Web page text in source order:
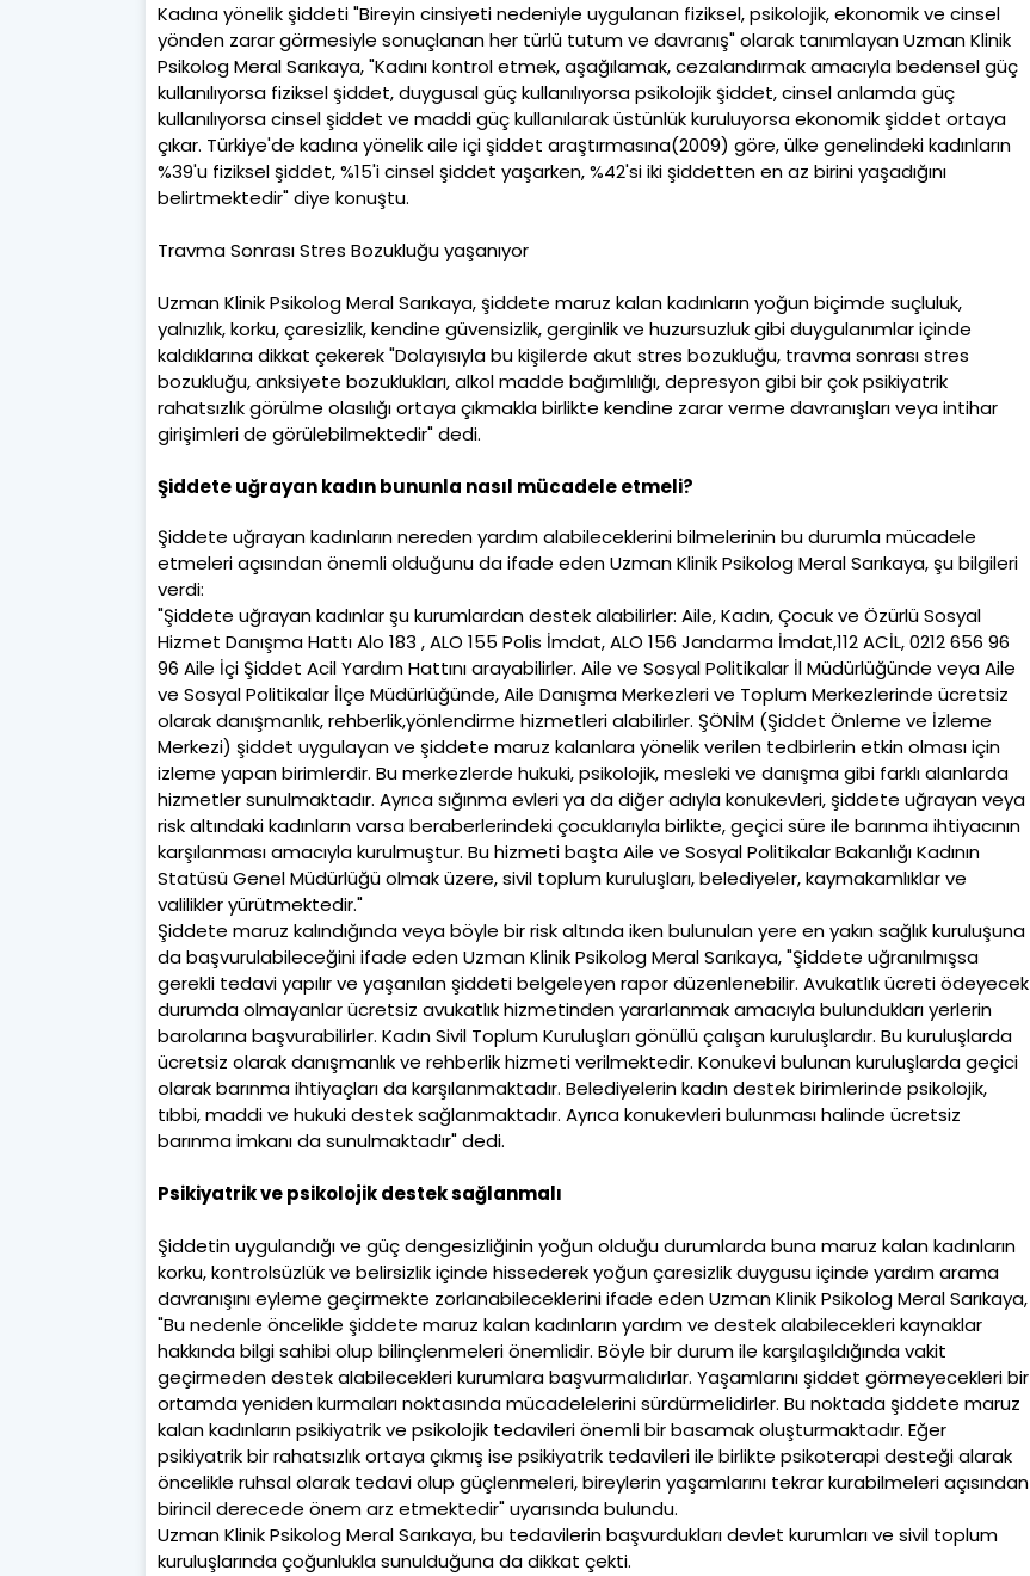
Kadına yönelik şiddeti "Bireyin cinsiyeti nedeniyle uygulanan fiziksel, psikolojik, ekonomik ve cinsel
yönden zarar görmesiyle sonuçlanan her türlü tutum ve davranış" olarak tanımlayan Uzman Klinik
Psikolog Meral Sarıkaya, "Kadını kontrol etmek, aşağılamak, cezalandırmak amacıyla bedensel güç
kullanılıyorsa fiziksel şiddet, duygusal güç kullanılıyorsa psikolojik şiddet, cinsel anlamda güç
kullanılıyorsa cinsel şiddet ve maddi güç kullanılarak üstünlük kuruluyorsa ekonomik şiddet ortaya
çıkar. Türkiye'de kadına yönelik aile içi şiddet araştırmasına(2009) göre, ülke genelindeki kadınların
%39'u fiziksel şiddet, %15'i cinsel şiddet yaşarken, %42'si iki şiddetten en az birini yaşadığını
belirtmektedir" diye konuştu.
Travma Sonrası Stres Bozukluğu yaşanıyor
Uzman Klinik Psikolog Meral Sarıkaya, şiddete maruz kalan kadınların yoğun biçimde suçluluk,
yalnızlık, korku, çaresizlik, kendine güvensizlik, gerginlik ve huzursuzluk gibi duygulanımlar içinde
kaldıklarına dikkat çekerek "Dolayısıyla bu kişilerde akut stres bozukluğu, travma sonrası stres
bozukluğu, anksiyete bozuklukları, alkol madde bağımlılığı, depresyon gibi bir çok psikiyatrik
rahatsızlık görülme olasılığı ortaya çıkmakla birlikte kendine zarar verme davranışları veya intihar
girişimleri de görülebilmektedir" dedi.
Şiddete uğrayan kadın bununla nasıl mücadele etmeli?
Şiddete uğrayan kadınların nereden yardım alabileceklerini bilmelerinin bu durumla mücadele
etmeleri açısından önemli olduğunu da ifade eden Uzman Klinik Psikolog Meral Sarıkaya, şu bilgileri
verdi:
"Şiddete uğrayan kadınlar şu kurumlardan destek alabilirler: Aile, Kadın, Çocuk ve Özürlü Sosyal
Hizmet Danışma Hattı Alo 183 , ALO 155 Polis İmdat, ALO 156 Jandarma İmdat,112 ACİL, 0212 656 96
96 Aile İçi Şiddet Acil Yardım Hattını arayabilirler. Aile ve Sosyal Politikalar İl Müdürlüğünde veya Aile
ve Sosyal Politikalar İlçe Müdürlüğünde, Aile Danışma Merkezleri ve Toplum Merkezlerinde ücretsiz
olarak danışmanlık, rehberlik,yönlendirme hizmetleri alabilirler. ŞÖNİM (Şiddet Önleme ve İzleme
Merkezi) şiddet uygulayan ve şiddete maruz kalanlara yönelik verilen tedbirlerin etkin olması için
izleme yapan birimlerdir. Bu merkezlerde hukuki, psikolojik, mesleki ve danışma gibi farklı alanlarda
hizmetler sunulmaktadır. Ayrıca sığınma evleri ya da diğer adıyla konukevleri, şiddete uğrayan veya
risk altındaki kadınların varsa beraberlerindeki çocuklarıyla birlikte, geçici süre ile barınma ihtiyacının
karşılanması amacıyla kurulmuştur. Bu hizmeti başta Aile ve Sosyal Politikalar Bakanlığı Kadının
Statüsü Genel Müdürlüğü olmak üzere, sivil toplum kuruluşları, belediyeler, kaymakamlıklar ve
valilikler yürütmektedir."
Şiddete maruz kalındığında veya böyle bir risk altında iken bulunulan yere en yakın sağlık kuruluşuna
da başvurulabileceğini ifade eden Uzman Klinik Psikolog Meral Sarıkaya, "Şiddete uğranılmışsa
gerekli tedavi yapılır ve yaşanılan şiddeti belgeleyen rapor düzenlenebilir. Avukatlık ücreti ödeyecek
durumda olmayanlar ücretsiz avukatlık hizmetinden yararlanmak amacıyla bulundukları yerlerin
barolarına başvurabilirler. Kadın Sivil Toplum Kuruluşları gönüllü çalışan kuruluşlardır. Bu kuruluşlarda
ücretsiz olarak danışmanlık ve rehberlik hizmeti verilmektedir. Konukevi bulunan kuruluşlarda geçici
olarak barınma ihtiyaçları da karşılanmaktadır. Belediyelerin kadın destek birimlerinde psikolojik,
tıbbi, maddi ve hukuki destek sağlanmaktadır. Ayrıca konukevleri bulunması halinde ücretsiz
barınma imkanı da sunulmaktadır" dedi.
Psikiyatrik ve psikolojik destek sağlanmalı
Şiddetin uygulandığı ve güç dengesizliğinin yoğun olduğu durumlarda buna maruz kalan kadınların
korku, kontrolsüzlük ve belirsizlik içinde hissederek yoğun çaresizlik duygusu içinde yardım arama
davranışını eyleme geçirmekte zorlanabileceklerini ifade eden Uzman Klinik Psikolog Meral Sarıkaya,
"Bu nedenle öncelikle şiddete maruz kalan kadınların yardım ve destek alabilecekleri kaynaklar
hakkında bilgi sahibi olup bilinçlenmeleri önemlidir. Böyle bir durum ile karşılaşıldığında vakit
geçirmeden destek alabilecekleri kurumlara başvurmalıdırlar. Yaşamlarını şiddet görmeyecekleri bir
ortamda yeniden kurmaları noktasında mücadelelerini sürdürmelidirler. Bu noktada şiddete maruz
kalan kadınların psikiyatrik ve psikolojik tedavileri önemli bir basamak oluşturmaktadır. Eğer
psikiyatrik bir rahatsızlık ortaya çıkmış ise psikiyatrik tedavileri ile birlikte psikoterapi desteği alarak
öncelikle ruhsal olarak tedavi olup güçlenmeleri, bireylerin yaşamlarını tekrar kurabilmeleri açısından
birincil derecede önem arz etmektedir" uyarısında bulundu.
Uzman Klinik Psikolog Meral Sarıkaya, bu tedavilerin başvurdukları devlet kurumları ve sivil toplum
kuruluşlarında çoğunlukla sunulduğuna da dikkat çekti.